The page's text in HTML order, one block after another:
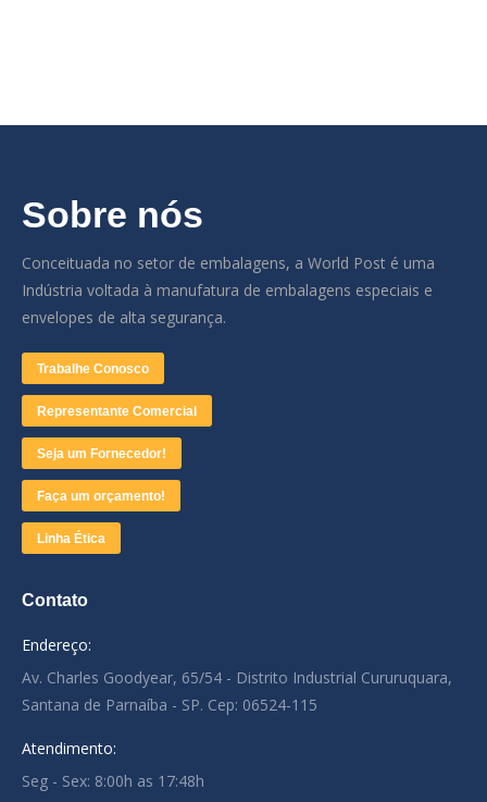
Sobre nós
Conceituada no setor de embalagens, a World Post é uma
Indústria voltada à manufatura de embalagens especiais e
envelopes de alta segurança.
Trabalhe Conosco
Representante Comercial
Seja um Fornecedor!
Faça um orçamento!
Linha Ética
Contato
Endereço:
Av. Charles Goodyear, 65/54 - Distrito Industrial Cururuquara,
Santana de Parnaíba - SP. Cep: 06524-115
Atendimento:
Seg - Sex: 8:00h as 17:48h